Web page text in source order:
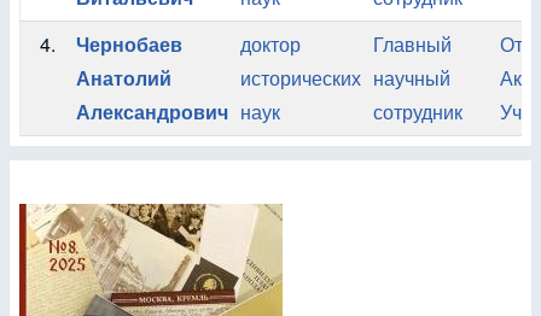
4.
Чернобаев
Анатолий
Александрович
доктор
исторических
наук
Главный
научный
сотрудник